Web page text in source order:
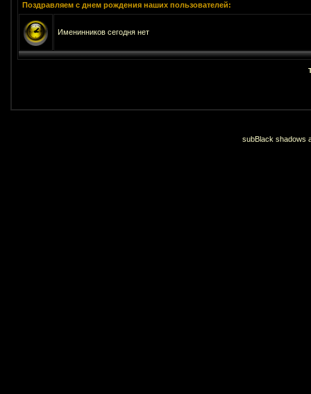
Поздравляем с днем рождения наших пользователей:
Именинников сегодня нет
subBlack shadows